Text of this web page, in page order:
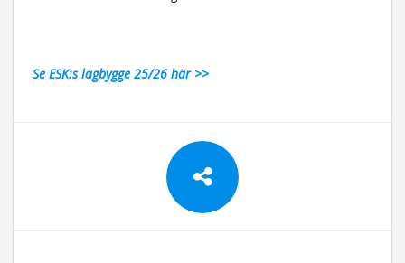
Se ESK:s lagbygge 25/26 här >>